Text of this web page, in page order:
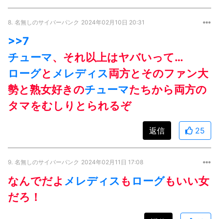
8. 名無しのサイバーパンク 2024年02月10日 20:31
>>7
チューマ、それ以上はヤバいって…
ローグと メレディス両方とそのファン大
勢と熟女好きのチューマたちから両方の
タマをむしりとられるぞ
返信 25
9. 名無しのサイバーパンク 2024年02月11日 17:08
なんでだよ メレディス も ローグもいい女
だろ！